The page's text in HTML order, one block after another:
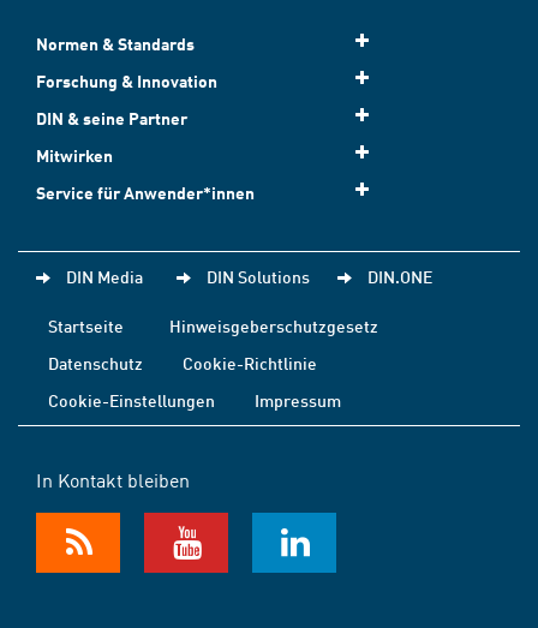
Normen & Standards
Forschung & Innovation
DIN & seine Partner
Mitwirken
Service für Anwender*innen
DIN Media DIN Solutions DIN.ONE
Startseite
Hinweisgeberschutzgesetz
Datenschutz
Cookie-Richtlinie
Cookie-Einstellungen
Impressum
In Kontakt bleiben